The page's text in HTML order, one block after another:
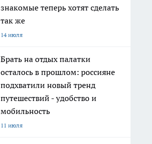
знакомые теперь хотят сделать
так же
14 июля
Брать на отдых палатки
осталось в прошлом: россияне
подхватили новый тренд
путешествий - удобство и
мобильность
11 июля